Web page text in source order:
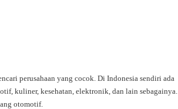
perusahaan yang cocok. Di Indonesia sendiri ada
kuliner, kesehatan, elektronik, dan lain sebagainya.
otomotif.